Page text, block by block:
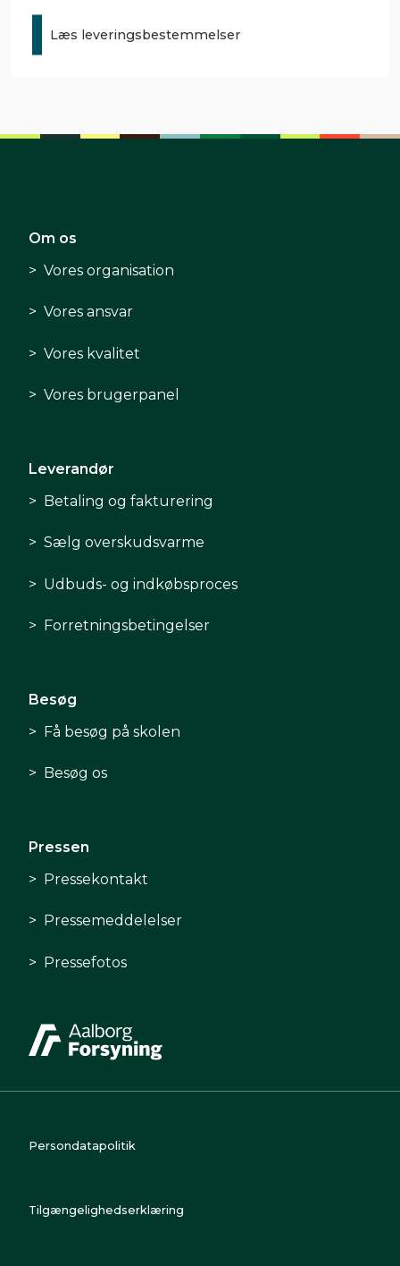
Læs leveringsbestemmelser
Om os
Vores organisation
Vores ansvar
Vores kvalitet
Vores brugerpanel
Leverandør
Betaling og fakturering
Sælg overskudsvarme
Udbuds- og indkøbsproces
Forretningsbetingelser
Besøg
Få besøg på skolen
Besøg os
Pressen
Pressekontakt
Pressemeddelelser
Pressefotos
Persondatapolitik
Tilgængelighedserklæring